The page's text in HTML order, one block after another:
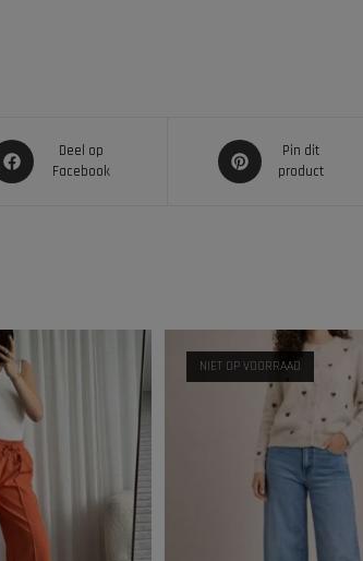
Deel op
Facebook
Pin dit
product
NIET OP VOORRAAD